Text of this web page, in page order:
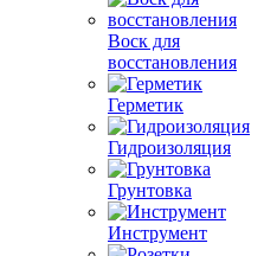
Воск для
восстановления
Герметик
Гидроизоляция
Грунтовка
Инструмент